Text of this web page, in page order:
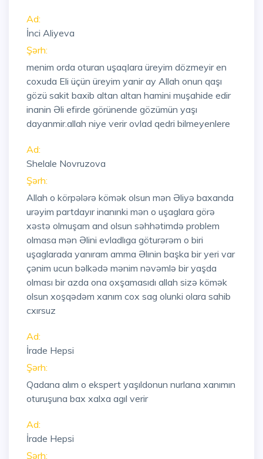
Ad:
İnci Aliyeva
Şərh:
menim orda oturan uşaqlara üreyim dözmeyir en
coxuda Eli üçün üreyim yanir ay Allah onun qaşı
gözü sakit baxib altan altan hamini muşahide edir
inanin Əli efirde görünende gözümün yaşı
dayanmir.allah niye verir ovlad qedri bilmeyenlere
Ad:
Shelale Novruzova
Şərh:
Allah o körpələrə kömək olsun mən Əliyə baxanda
urəyim partdayır inanınki mən o uşaglara görə
xəstə olmuşam and olsun səhhətimdə problem
olmasa mən Əlini evladlıga göturərəm o biri
uşaglarada yanıram amma Əlınin başka bir yeri var
çənim ucun bəlkədə mənim nəvəmlə bir yaşda
olması bir azda ona oxşamasıdı allah sizə kömək
olsun xoşqədəm xanım cox sag olunki olara sahib
cxırsuz
Ad:
İrade Hepsi
Şərh:
Qadana alım o ekspert yaşıldonun nurlana xanımın
oturuşuna bax xalxa agıl verir
Ad:
İrade Hepsi
Şərh: